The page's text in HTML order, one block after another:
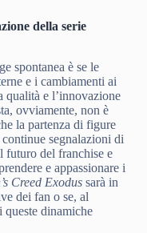
della serie
spontanea è se le
e i cambiamenti ai
e l’innovazione
ovviamente, non è
la partenza di figure
continue segnalazioni di
futuro del franchise e
e appassionare i
Creed Exodussarà in
dei fan o se, al
dinamiche